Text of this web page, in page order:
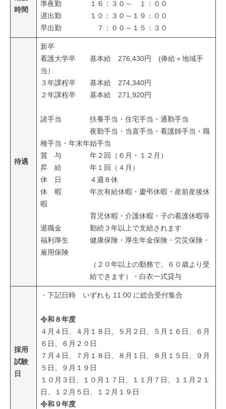
時間
準夜勤 １６：３０～ １：００
遅出勤 １０：３０～１９：００
早出勤 ７：００～１５：３０
待遇
新卒
看護大学卒 基本給 276,430円 (俸給＋地域手
当）
３年課程卒 基本給 274,340円
２年課程卒 基本給 271,920円
諸手当 扶養手当・住宅手当・通勤手当
夜勤手当・当直手当・看護師手当・職
種手当・年末年始手当
賞 与 年２回（６月・１２月）
昇 給 年１回（４月）
休 日 ４週８休
休 暇 年次有給休暇・慶弔休暇・産前産後休
暇
育児休暇・介護休暇・子の看護休暇等
退職金 勤続３年以上で支給されます
福利厚生 健康保険・厚生年金保険・労災保険・
雇用保険
（２０年以上の勤務で、６０歳より受
給できます）・白衣一式貸与
採用
試験
日
・下記日時 いずれも 11:00 に総合受付集合
令和８年度
４月４日、４月１８日、５月２日、５月１６日、６月
６日、６月２０日
７月４日、７月１８日、８月１日、８月１５日、９月
５日、９月１９日
１０月３日、１０月１７日、１１月７日、１１月２１
日、１２月５日、１２月１９日
令和９年度